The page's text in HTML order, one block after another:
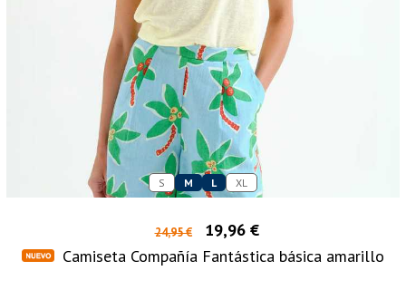
S M L XL
24,95 €
19,96 €
Camiseta Compañía Fantástica básica amarillo